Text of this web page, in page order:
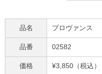
品名 プロヴァンス
品番 02582
価格 ¥3,850（税込）